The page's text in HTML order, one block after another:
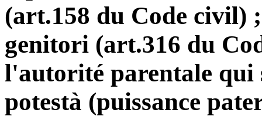
(art.158 du Code civil)
genitori (art.316 du
l'autorité parentale qui
potestà (puissance